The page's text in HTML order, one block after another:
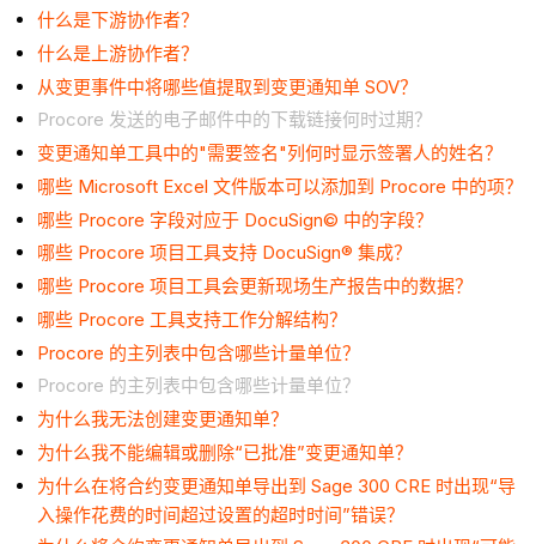
什么是下游协作者？
什么是上游协作者？
从变更事件中将哪些值提取到变更通知单 SOV？
Procore 发送的电子邮件中的下载链接何时过期？
变更通知单工具中的"需要签名"列何时显示签署人的姓名？
哪些 Microsoft Excel 文件版本可以添加到 Procore 中的项？
哪些 Procore 字段对应于 DocuSign© 中的字段？
哪些 Procore 项目工具支持 DocuSign® 集成？
哪些 Procore 项目工具会更新现场生产报告中的数据？
哪些 Procore 工具支持工作分解结构？
Procore 的主列表中包含哪些计量单位？
Procore 的主列表中包含哪些计量单位？
为什么我无法创建变更通知单？
为什么我不能编辑或删除“已批准”变更通知单？
为什么在将合约变更通知单导出到 Sage 300 CRE 时出现“导
入操作花费的时间超过设置的超时时间”错误？